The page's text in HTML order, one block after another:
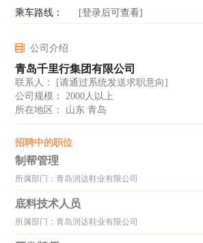
乘车路线：
[登录后可查看]
公司介绍
青岛千里行集团有限公司
联系人：
[请通过系统发送求职意向]
公司规模： 2000人以上
所在地区： 山东 青岛
招聘中的职位
制帮管理
所属部门：青岛润达鞋业有限公司
底料技术人员
所属部门：青岛润达鞋业有限公司